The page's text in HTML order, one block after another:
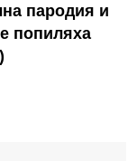
пародия и
попиляха